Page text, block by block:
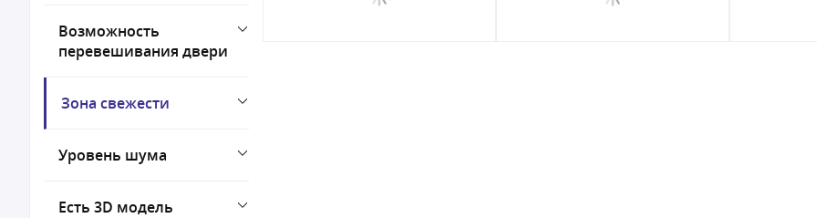
Возможность
перевешивания двери
Зона свежести
Уровень шума
Есть 3D модель